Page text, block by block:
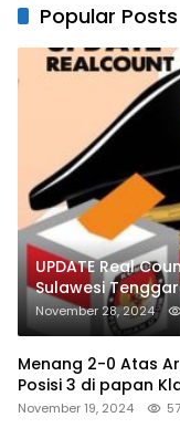
Popular Posts
UPDATE Real
Sulawesi
November 28, 2024
Menang 2-0 Atas
Posisi 3 di papan
November 19, 2024